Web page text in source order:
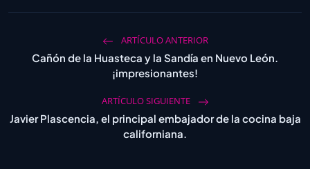
ARTÍCULO ANTERIOR
Cañón de la Huasteca y la Sandía en Nuevo León.
¡impresionantes!
ARTÍCULO SIGUIENTE
Javier Plascencia, el principal embajador de la cocina baja
californiana.